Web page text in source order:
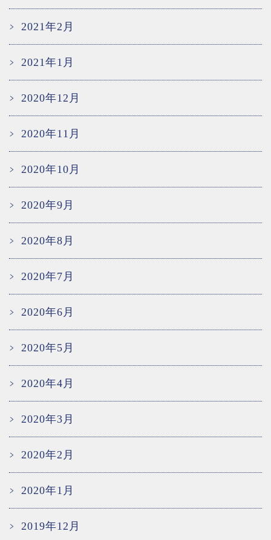
2021年2月
2021年1月
2020年12月
2020年11月
2020年10月
2020年9月
2020年8月
2020年7月
2020年6月
2020年5月
2020年4月
2020年3月
2020年2月
2020年1月
2019年12月